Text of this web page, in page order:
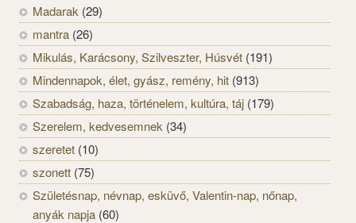
Madarak (29)
mantra (26)
Mikulás, Karácsony, Szilveszter, Húsvét (191)
Mindennapok, élet, gyász, remény, hit (913)
Szabadság, haza, történelem, kultúra, táj (179)
Szerelem, kedvesemnek (34)
szeretet (10)
szonett (75)
Születésnap, névnap, esküvő, Valentin-nap, nőnap,
anyák napja (60)